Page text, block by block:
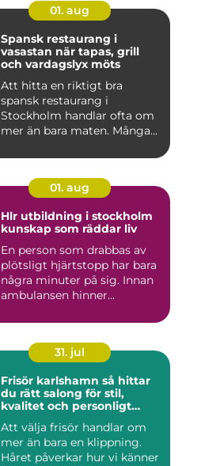
01. aug
Spansk restaurang i
vasastan när tapas, grill
och vardagslyx möts
Att hitta en riktigt bra
spansk restaurang i
Stockholm handlar ofta om
mer än bara maten. Många
01. aug
Hlr utbildning i stockholm
kunskap som räddar liv
En person som drabbas av
plötsligt hjärtstopp har bara
några minuter på sig. Innan
ambulansen hinner...
31. jul
Frisör karlshamn så hittar
du rätt salong för stil,
kvalitet och personligt
Att välja frisör handlar om
mer än bara en klippning.
Håret påverkar hur vi känner